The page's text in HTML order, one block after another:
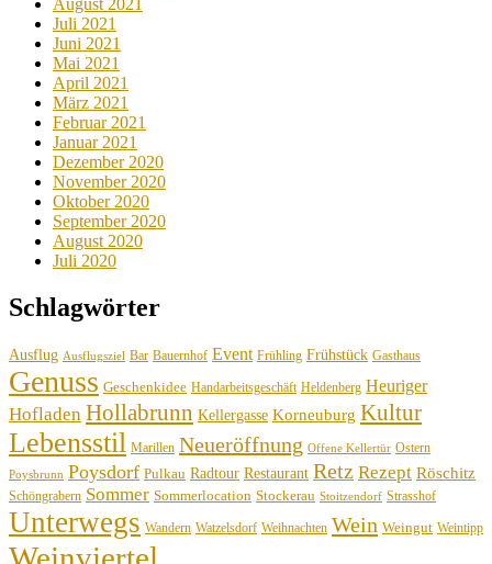
Juli 2021
Juni 2021
Mai 2021
April 2021
März 2021
Februar 2021
Januar 2021
Dezember 2020
November 2020
Oktober 2020
September 2020
August 2020
Juli 2020
Schlagwörter
Ausflug Ausflugsziel Bar Bauernhof Event Frühling Frühstück Gasthaus
Genuss Geschenkidee Handarbeitsgeschäft Heldenberg Heuriger
Hofladen Hollabrunn Kellergasse Korneuburg Kultur
Lebensstil Marillen Neueröffnung Offene Kellertür Ostern
Poysbrunn Poysdorf Pulkau Radtour Restaurant Retz Rezept Röschitz
Schöngrabern Sommer Sommerlocation Stockerau Stoitzendorf Strasshof
Unterwegs Wandern Watzelsdorf Weihnachten Wein Weingut Weintipp